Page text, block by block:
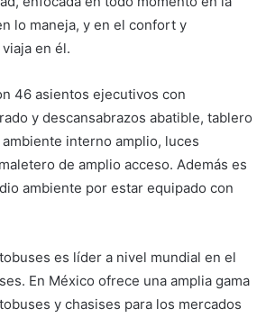
lo maneja, y en el confort y
en él.
46 asientos ejecutivos con
y descansabrazos abatible, tablero
interno amplio, luces
de amplio acceso. Además es
ambiente por estar equipado con
es líder a nivel mundial en el
En México ofrece una amplia gama
y chasises para los mercados